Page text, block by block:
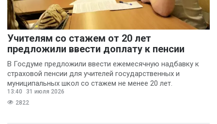
Учителям со стажем от 20 лет
предложили ввести доплату к пенсии
В Госдуме предложили ввести ежемесячную надбавку к
страховой пенсии для учителей государственных и
муниципальных школ со стажем не менее 20 лет.
13:40
31 июля 2026
2822